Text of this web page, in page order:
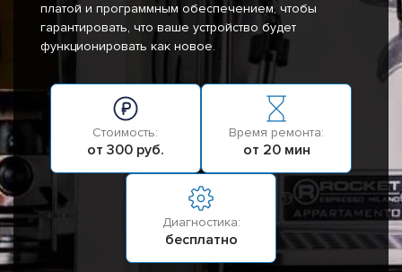
платой и программным обеспечением, чтобы
гарантировать, что ваше устройство будет
функционировать как новое.
Стоимость:
от 300 руб.
Время ремонта:
от 20 мин
Диагностика:
бесплатно